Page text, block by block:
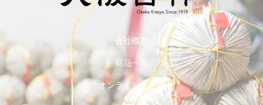
会社概要
商品一覧
オンラインストア